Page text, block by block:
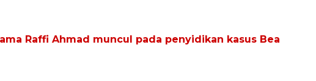
Raffi Ahmad muncul pada penyidikan kasus Bea